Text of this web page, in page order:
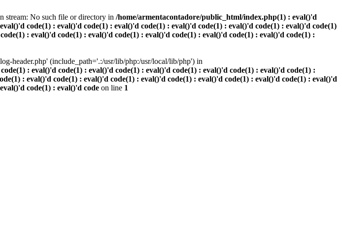
stream: No such file or directory in /home/armentacontadore/public_html/index.php(1) : eval()'d
code(1) : eval()'d code(1) : eval()'d code(1) : eval()'d code(1) : eval()'d code(1) : eval()'d code(1)
: eval()'d code(1) : eval()'d code(1) : eval()'d code(1) : eval()'d code(1) : eval()'d code(1) :
header.php' (include_path='.:/usr/lib/php:/usr/local/lib/php') in
: eval()'d code(1) : eval()'d code(1) : eval()'d code(1) : eval()'d code(1) : eval()'d code(1) :
: eval()'d code(1) : eval()'d code(1) : eval()'d code(1) : eval()'d code(1) : eval()'d code(1) : eval()'d
code(1) : eval()'d code on line 1